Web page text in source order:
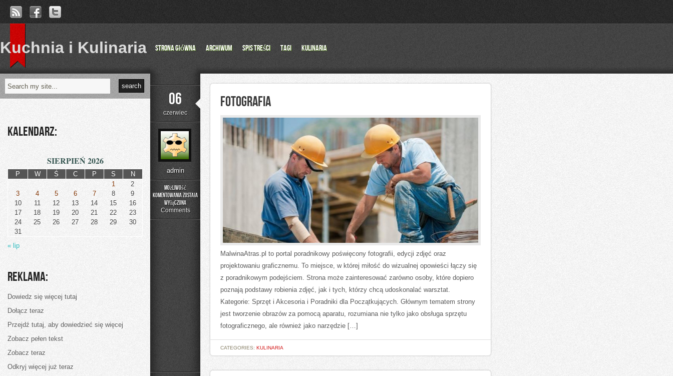
Kuchnia i Kulinaria Strona główna Archiwum Spis Treści Tagi Kulinaria
06
czerwiec
admin
Możliwość
komentowania
Fotografia
została
wyłączona
Comments
FOTOGRAFIA
MalwinaAtras.pl to portal poradnikowy poświęcony fotografii, edycji zdjęć oraz
projektowaniu graficznemu. To miejsce, w której miłość do wizualnej opowieści łączy się
z poradnikowym podejściem. Strona może zainteresować zarówno osoby, które dopiero
poznają podstawy robienia zdjęć, jak i tych, którzy chcą udoskonalać warsztat.
Kategorie: Sprzęt i Akcesoria i Poradniki dla Początkujących. Głównym tematem strony
jest tworzenie obrazów za pomocą aparatu, rozumiana nie tylko jako obsługa sprzętu
fotograficznego, ale również jako narzędzie […]
CATEGORIES: KULINARIA
Kalendarz:
SIERPIEŃ 2026
P W Ś C P S
N
1
2
3
4 5 6 7 8
9
10
11 12 13 14 15
16
17
18 19 20 21 22
23
24
25 26 27 28 29
30
31
« lip
Reklama:
Dowiedz się więcej tutaj
Dołącz teraz
Przejdź tutaj, aby dowiedzieć się więcej
Zobacz pełen tekst
Zobacz teraz
Odkryj więcej już teraz